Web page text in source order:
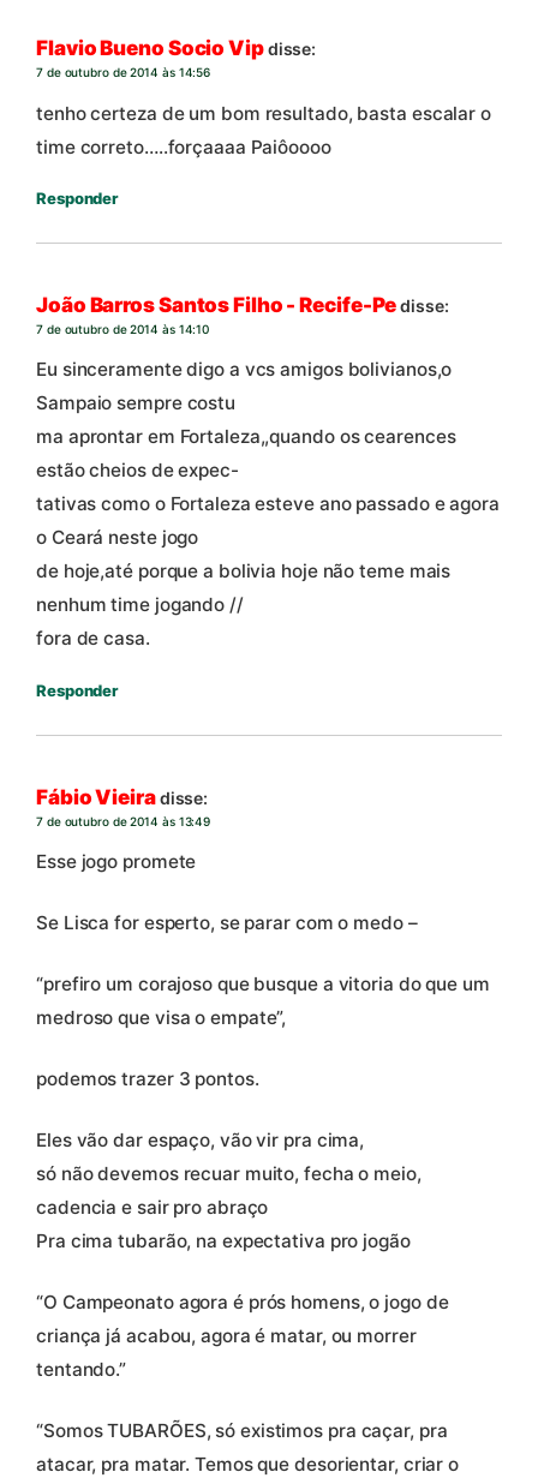
Flavio Bueno Socio Vipdisse:
7 de outubro de 2014 às 14:56
tenho certeza de um bom resultado, basta escalar o
time correto…..forçaaaa Paiôoooo
Responder
João Barros Santos Filho - Recife-Pedisse:
7 de outubro de 2014 às 14:10
Eu sinceramente digo a vcs amigos bolivianos,o
Sampaio sempre costu
ma aprontar em Fortaleza,,quando os cearences
estão cheios de expec-
tativas como o Fortaleza esteve ano passado e agora
o Ceará neste jogo
de hoje,até porque a bolivia hoje não teme mais
nenhum time jogando //
fora de casa.
Responder
Fábio Vieiradisse:
7 de outubro de 2014 às 13:49
Esse jogo promete
Se Lisca for esperto, se parar com o medo –
“prefiro um corajoso que busque a vitoria do que um
medroso que visa o empate”,
podemos trazer 3 pontos.
Eles vão dar espaço, vão vir pra cima,
só não devemos recuar muito, fecha o meio,
cadencia e sair pro abraço
Pra cima tubarão, na expectativa pro jogão
“O Campeonato agora é prós homens, o jogo de
criança já acabou, agora é matar, ou morrer
tentando.”
“Somos TUBARÕES, só existimos pra caçar, pra
atacar, pra matar. Temos que desorientar, criar o